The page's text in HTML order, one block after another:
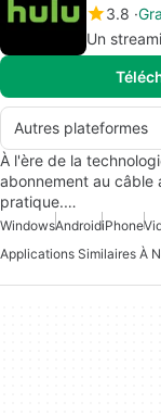
3.8
Un
Autres plateformes
À l'ère de la
abonnement au câble
pratique.…
WindowsAndroidiPhone
Applications Similaires À